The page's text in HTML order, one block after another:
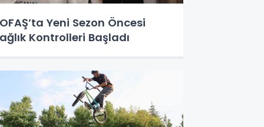
Yeni Sezon Öncesi
Kontrolleri Başladı